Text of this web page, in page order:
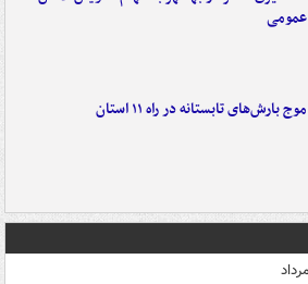
عمومی
موج بارش‌های تابستانه در راه ۱۱ استان